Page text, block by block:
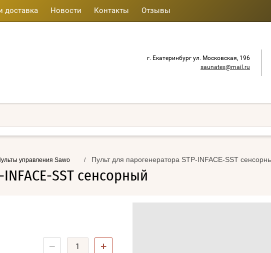
доставка Новости Контакты Отзывы
г. Екатеринбург ул. Московская, 196
saunatex@mail.ru
управления Sawo / Пульт для парогенератора STP-INFACE-SST
SST сенсорный
− +